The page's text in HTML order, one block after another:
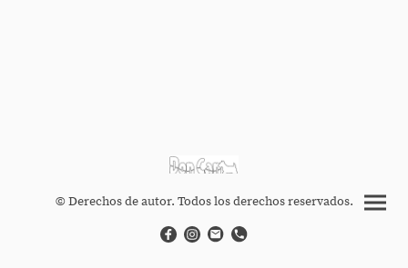
© Derechos de autor. Todos los derechos reservados.